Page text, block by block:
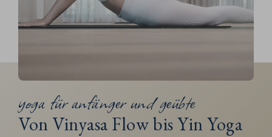
Anmeldung aufgrund der begrenzten Plätze
erforderlich
yoga für anfänger und geübte
Von Vinyasa Flow bis Yin Yoga